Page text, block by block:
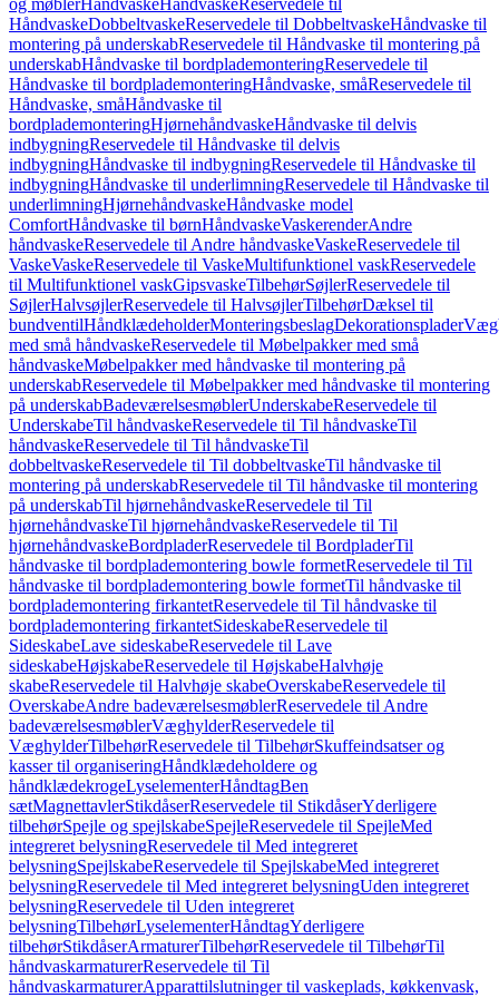
og møblerHåndvaskeHåndvaskeReservedele til
HåndvaskeDobbeltvaskeReservedele til DobbeltvaskeHåndvaske til
montering på underskabReservedele til Håndvaske til montering på
underskabHåndvaske til bordplademonteringReservedele til
Håndvaske til bordplademonteringHåndvaske, småReservedele til
Håndvaske, småHåndvaske til
bordplademonteringHjørnehåndvaskeHåndvaske til delvis
indbygningReservedele til Håndvaske til delvis
indbygningHåndvaske til indbygningReservedele til Håndvaske til
indbygningHåndvaske til underlimningReservedele til Håndvaske til
underlimningHjørnehåndvaskeHåndvaske model
ComfortHåndvaske til børnHåndvaskeVaskerenderAndre
håndvaskeReservedele til Andre håndvaskeVaskeReservedele til
VaskeVaskeReservedele til VaskeMultifunktionel vaskReservedele
til Multifunktionel vaskGipsvaskeTilbehørSøjlerReservedele til
SøjlerHalvsøjlerReservedele til HalvsøjlerTilbehørDæksel til
bundventilHåndklædeholderMonteringsbeslagDekorationsplader
med små håndvaskeReservedele til Møbelpakker med små
håndvaskeMøbelpakker med håndvaske til montering på
underskabReservedele til Møbelpakker med håndvaske til montering
på underskabBadeværelsesmøblerUnderskabeReservedele til
UnderskabeTil håndvaskeReservedele til Til håndvaskeTil
håndvaskeReservedele til Til håndvaskeTil
dobbeltvaskeReservedele til Til dobbeltvaskeTil håndvaske til
montering på underskabReservedele til Til håndvaske til montering
på underskabTil hjørnehåndvaskeReservedele til Til
hjørnehåndvaskeTil hjørnehåndvaskeReservedele til Til
hjørnehåndvaskeBordpladerReservedele til BordpladerTil
håndvaske til bordplademontering bowle formetReservedele til Til
håndvaske til bordplademontering bowle formetTil håndvaske til
bordplademontering firkantetReservedele til Til håndvaske til
bordplademontering firkantetSideskabeReservedele til
SideskabeLave sideskabeReservedele til Lave
sideskabeHøjskabeReservedele til HøjskabeHalvhøje
skabeReservedele til Halvhøje skabeOverskabeReservedele til
OverskabeAndre badeværelsesmøblerReservedele til Andre
badeværelsesmøblerVæghylderReservedele til
VæghylderTilbehørReservedele til TilbehørSkuffeindsatser og
kasser til organiseringHåndklædeholdere og
håndklædekrogeLyselementerHåndtagBen
sætMagnettavlerStikdåserReservedele til StikdåserYderligere
tilbehørSpejle og spejlskabeSpejleReservedele til SpejleMed
integreret belysningReservedele til Med integreret
belysningSpejlskabeReservedele til SpejlskabeMed integreret
belysningReservedele til Med integreret belysningUden integreret
belysningReservedele til Uden integreret
belysningTilbehørLyselementerHåndtagYderligere
tilbehørStikdåserArmaturerTilbehørReservedele til TilbehørTil
håndvaskarmaturerReservedele til Til
håndvaskarmaturerApparattilslutninger til vaskeplads, køkkenvask,